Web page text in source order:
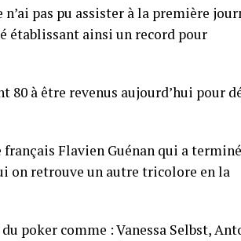
pas pu assister à la première
établissant ainsi un record pour
80 à être revenus aujourd’hui pour
Flavien Guénan qui a
on retrouve un autre tricolore en la
poker comme : Vanessa Selbst,